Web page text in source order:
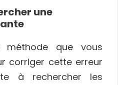
une
méthode que vous
corriger cette erreur
à rechercher les